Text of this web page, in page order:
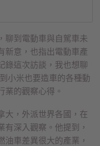
聊到電動車與自駕車未
新意，也指出電動車產
錄這次訪談，我也想聊
小米也要造車的各種動
業的觀察心得。
大，外派世界各國，在
有深入觀察。他提到，
油車差異很大的產業，